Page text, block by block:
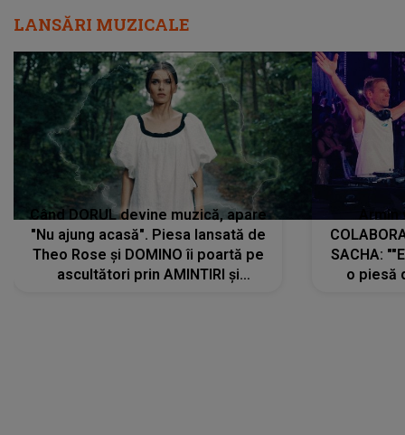
LANSĂRI MUZICALE
Când DORUL devine muzică, apare
"Nu ajung acasă". Piesa lansată de
Theo Rose și DOMINO îi poartă pe
ascultători prin AMINTIRI și
SACHA:
o piesă